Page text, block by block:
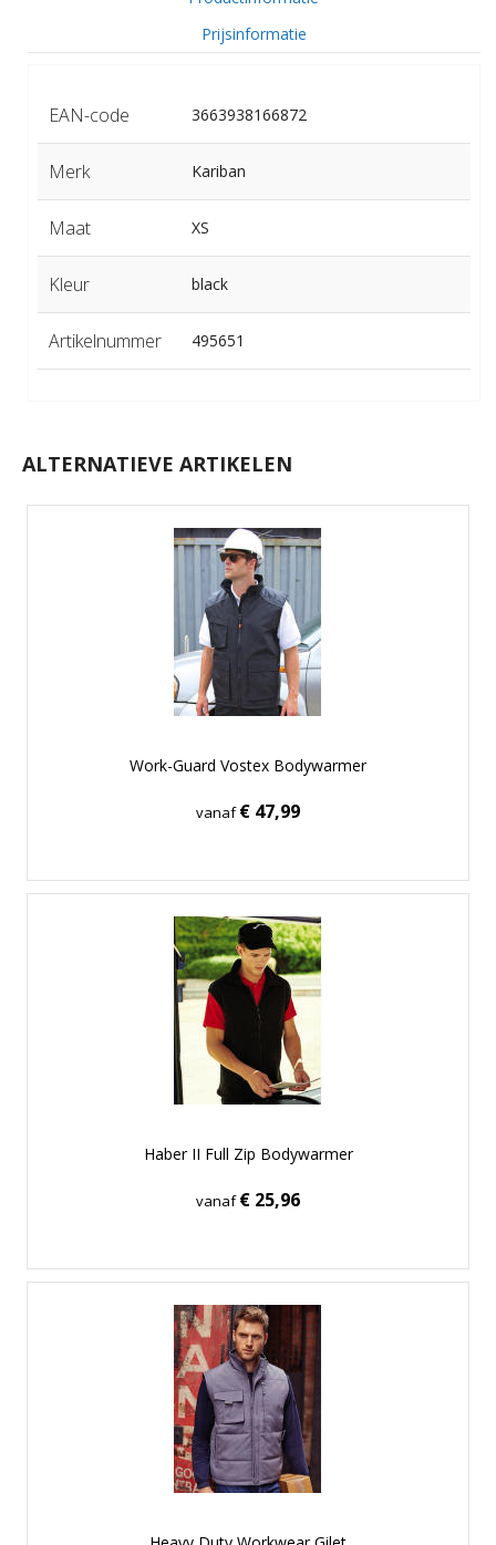
Prijsinformatie
EAN-code 3663938166872
Merk Kariban
Maat XS
Kleur black
Artikelnummer 495651
ALTERNATIEVE ARTIKELEN
Work-Guard Vostex Bodywarmer
vanaf€ 47,99
Haber II Full Zip Bodywarmer
vanaf€ 25,96